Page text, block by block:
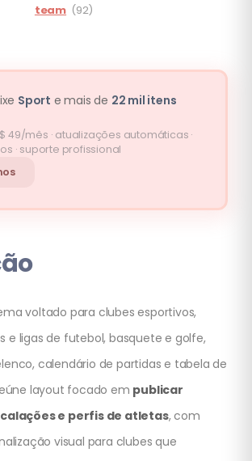
team (92)
Sport e mais de 22 mil itens
49/mês · atualizações automáticas ·
· suporte profissional
voltado para clubes esportivos,
e ligas de futebol, basquete e golfe,
calendário de partidas e tabela de
layout focado em publicar
e perfis de atletas, com
visual para clubes que